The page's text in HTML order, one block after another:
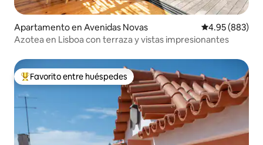
Apartamento en Avenidas Novas Calificación
4.95 (883)
Azotea en Lisboa con terraza y vistas impresionantes
Favorito entre huéspedes preferido
Favorito entre huéspedes